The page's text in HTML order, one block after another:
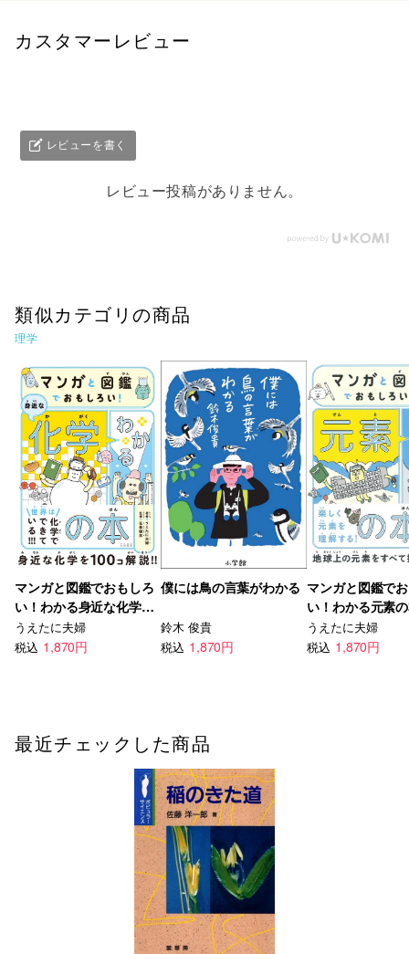
カスタマーレビュー
レビューを書く
レビュー投稿がありません。
類似カテゴリの商品
理学
マンガと図鑑でおもしろ
い！わかる身近な化学の
本
うえたに夫婦
税込 1,870円
僕には鳥の言葉がわかる
鈴木 俊貴
税込 1,870円
マンガと図鑑で
い！わかる元素
うえたに夫婦
税込 1,870円
最近チェックした商品